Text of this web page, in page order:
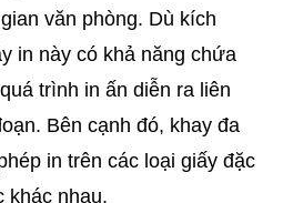
văn phòng. Dù kích
in này có khả năng chứa
trình in ấn diễn ra liên
Bên cạnh đó, khay đa
in trên các loại giấy đặc
khác nhau.